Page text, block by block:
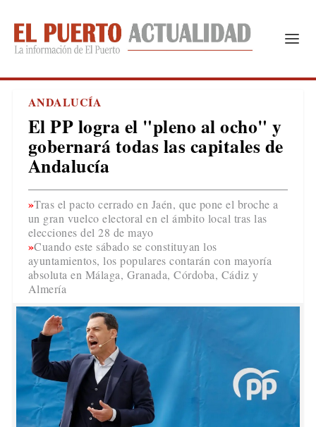
ANDALUCÍA
El PP logra el "pleno al ocho" y
gobernará todas las capitales de
Andalucía
Tras el pacto cerrado en Jaén, que pone el broche a
un gran vuelco electoral en el ámbito local tras las
elecciones del 28 de mayo
Cuando este sábado se constituyan los
ayuntamientos, los populares contarán con mayoría
absoluta en Málaga, Granada, Córdoba, Cádiz y
Almería